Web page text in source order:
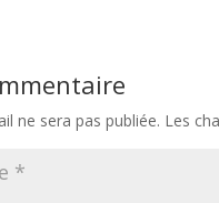
ne sera pas publiée. Les